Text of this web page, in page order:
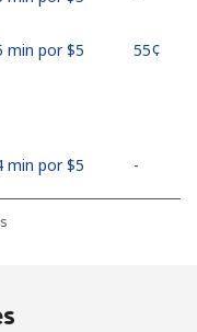
min por ⁦$5⁩ ⁦55¢⁩
min por ⁦$5⁩ -
por ⁦$5⁩